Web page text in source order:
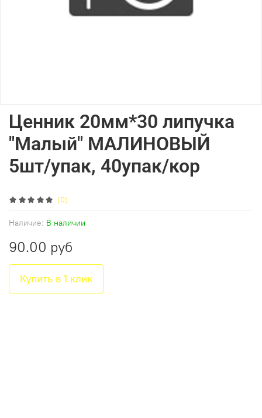
(0)
Наличие: В наличии
Ценник 20мм*30 липучка
"Малый" МАЛИНОВЫЙ
5шт/упак, 40упак/кор
90.00 руб
Купить в 1 клик